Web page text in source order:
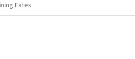
Fates